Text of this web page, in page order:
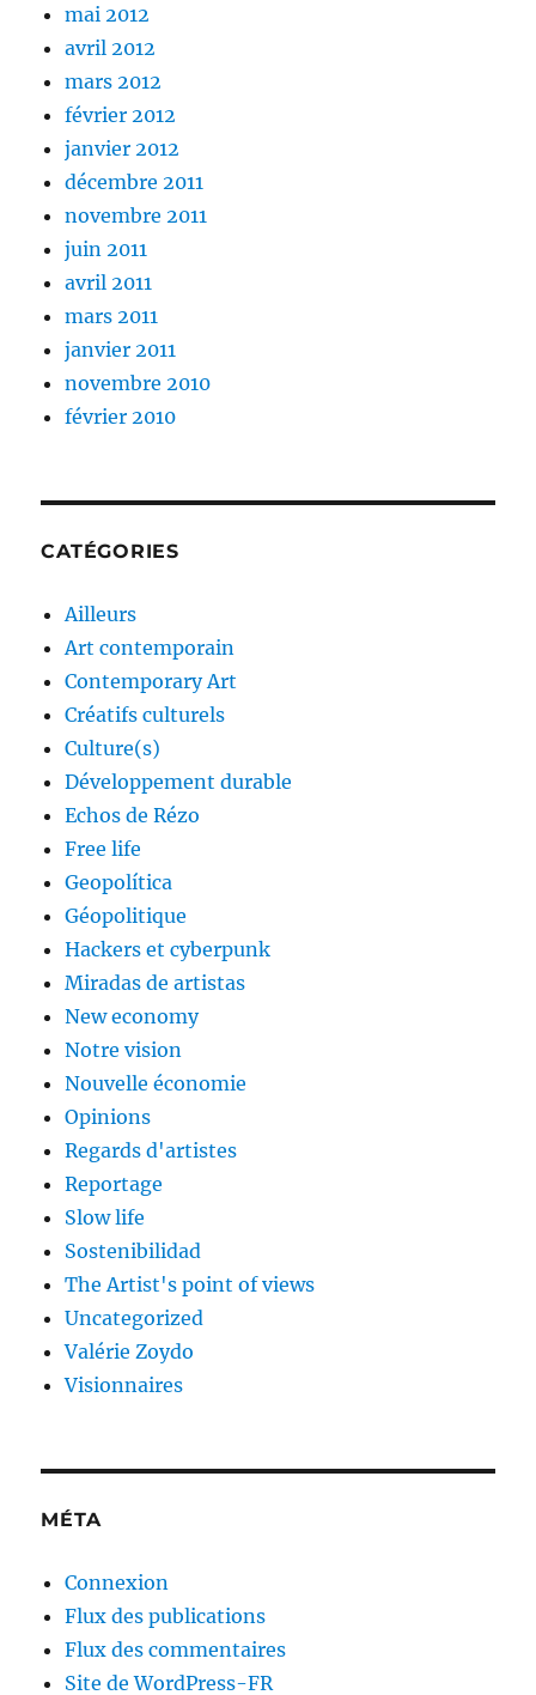
mai 2012
avril 2012
mars 2012
février 2012
janvier 2012
décembre 2011
novembre 2011
juin 2011
avril 2011
mars 2011
janvier 2011
novembre 2010
février 2010
CATÉGORIES
Ailleurs
Art contemporain
Contemporary Art
Créatifs culturels
Culture(s)
Développement durable
Echos de Rézo
Free life
Geopolítica
Géopolitique
Hackers et cyberpunk
Miradas de artistas
New economy
Notre vision
Nouvelle économie
Opinions
Regards d'artistes
Reportage
Slow life
Sostenibilidad
The Artist's point of views
Uncategorized
Valérie Zoydo
Visionnaires
MÉTA
Connexion
Flux des publications
Flux des commentaires
Site de WordPress-FR